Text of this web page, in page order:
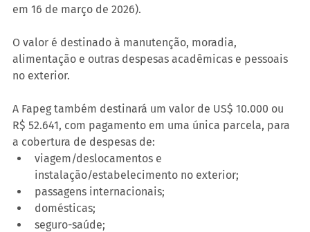
em 16 de março de 2026).
O valor é destinado à manutenção, moradia,
alimentação e outras despesas acadêmicas e pessoais
no exterior.
A Fapeg também destinará um valor de US$ 10.000 ou
R$ 52.641, com pagamento em uma única parcela, para
a cobertura de despesas de:
viagem/deslocamentos e
instalação/estabelecimento no exterior;
passagens internacionais;
domésticas;
seguro-saúde;